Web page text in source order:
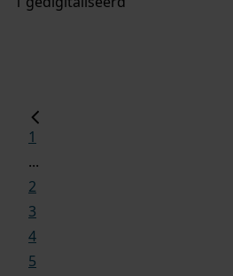
1
...
2
3
4
5